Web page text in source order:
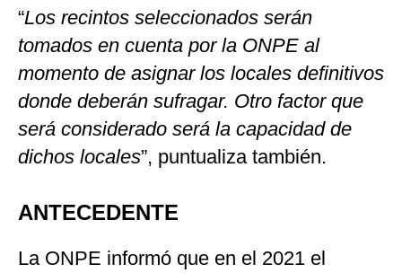
“Los recintos seleccionados serán
tomados en cuenta por la ONPE al
momento de asignar los locales definitivos
donde deberán sufragar. Otro factor que
será considerado será la capacidad de
dichos locales”, puntualiza también.
ANTECEDENTE
La ONPE informó que en el 2021 el